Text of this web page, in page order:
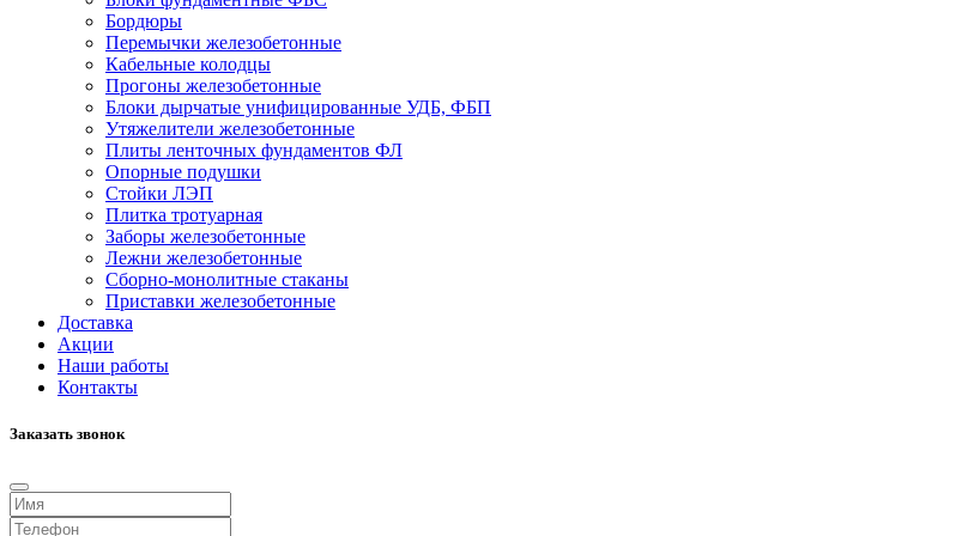
Бордюры
Перемычки железобетонные
Кабельные колодцы
Прогоны железобетонные
Блоки дырчатые унифицированные УДБ, ФБП
Утяжелители железобетонные
Плиты ленточных фундаментов ФЛ
Опорные подушки
Стойки ЛЭП
Плитка тротуарная
Заборы железобетонные
Лежни железобетонные
Сборно-монолитные стаканы
Приставки железобетонные
Доставка
Акции
Наши работы
Контакты
Заказать звонок